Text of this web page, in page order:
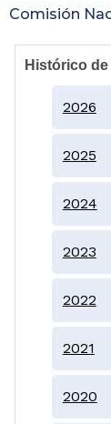
Comisión
Histórico
2026
2025
2024
2023
2022
2021
2020